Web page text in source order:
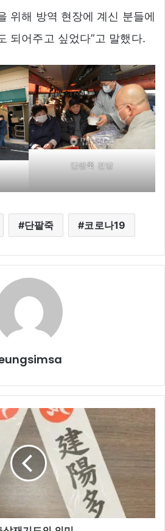
위해 방역 현장에 계신 분들에
되어주고 싶었다”고 말했다.
단팥죽 전달
단팥죽 코로나19